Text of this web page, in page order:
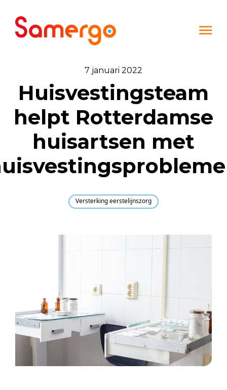
7 januari 2022
Huisvestingsteam
helpt Rotterdamse
huisartsen met
Versterking eerstelijnszorg